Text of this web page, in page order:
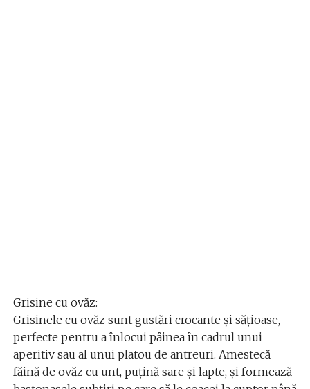
Grisine cu ovăz:
Grisinele cu ovăz sunt gustări crocante și sățioase,
perfecte pentru a înlocui pâinea în cadrul unui
aperitiv sau al unui platou de antreuri. Amestecă
făină de ovăz cu unt, puțină sare și lapte, și formează